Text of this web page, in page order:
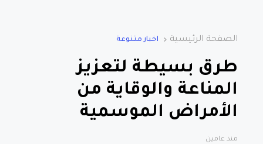
الصفحة الرئيسية اخبار متنوعة
طرق بسيطة لتعزيز
المناعة والوقاية من
الأمراض الموسمية
منذ عامين